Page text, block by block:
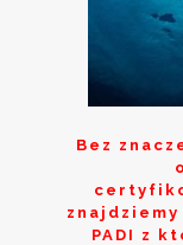
Bez
PADI z